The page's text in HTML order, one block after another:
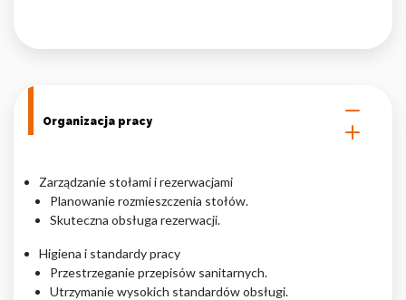
Organizacja pracy
Zarządzanie stołami i rezerwacjami
Planowanie rozmieszczenia stołów.
Skuteczna obsługa rezerwacji.
Higiena i standardy pracy
Przestrzeganie przepisów sanitarnych.
Utrzymanie wysokich standardów obsługi.